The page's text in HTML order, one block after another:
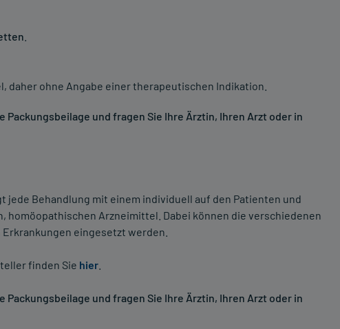
ohne Angabe einer therapeutischen Indikation.
Packungsbeilage und fragen Sie Ihre Ärztin, Ihren Arzt oder in
jede Behandlung mit einem individuell auf den Patienten und
Arzneimittel. Dabei können die verschiedenen
eingesetzt werden.
finden Sie hier
Packungsbeilage und fragen Sie Ihre Ärztin, Ihren Arzt oder in